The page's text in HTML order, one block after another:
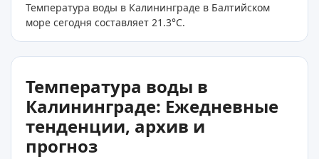
Температура воды в Калининграде в Балтийском
море сегодня составляет 21.3°C.
Температура воды в
Калининграде: Ежедневные
тенденции, архив и
прогноз